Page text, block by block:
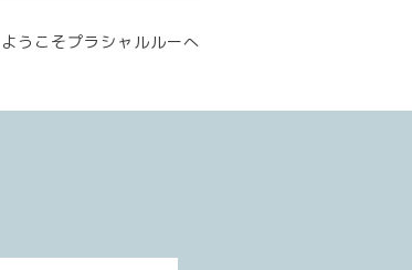
ようこそプラシャルルーへ